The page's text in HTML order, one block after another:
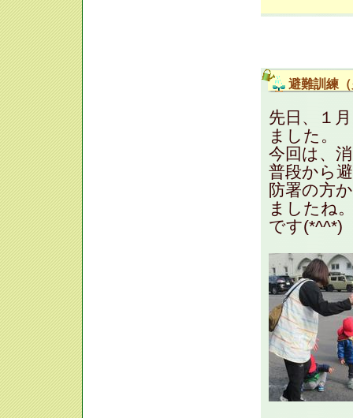
避難訓練
先日、１
ました。
今回は、
普段から
防署の方
ましたね
です(*^^*)